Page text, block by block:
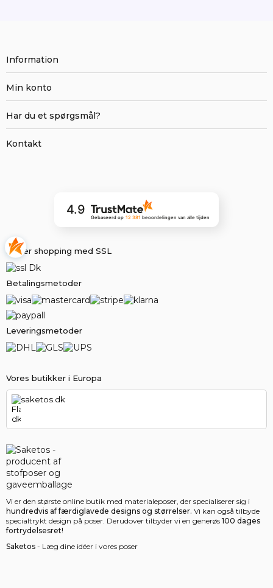
Vi er den største online butik med materialeposer, der specialiserer sig i
hundredvis af færdiglavede designs og størrelser. Vi kan også tilbyde
specialtrykt design på poser. Derudover tilbyder vi en generøs 100 dages
fortrydelsesret!
Saketos - Læg dine idéer i vores poser
Vores butikker i Europa
saketos.dk
Information
Min konto
Har du et spørgsmål?
Kontakt
4.9
Gebaseerd op 12 381 beoordelingen van alle tijden
Sikker shopping med SSL
Betalingsmetoder
Leveringsmetoder